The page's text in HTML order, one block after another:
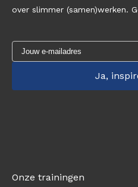
over slimmer (samen)werken.
Onze trainingen